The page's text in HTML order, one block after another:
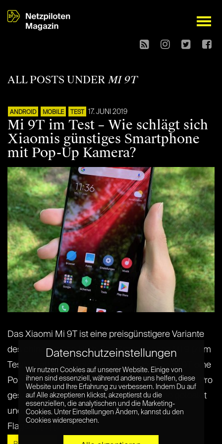
open
ALL POSTS UNDER MI 9T
ANDROID MOBILE TEST 17. JUNI 2019
Mi 9T im Test – Wie schlägt sich
Xiaomis günstiges Smartphone
mit Pop-Up Kamera?
Das Xiaomi Mi 9T ist eine preisgünstigere Variante
des chinesischen High-End Smartphones Mi 9 (zum
Test) . Statt einer Notch verbaut Xiaomi beim 9T eine
Pop-Up Kamera, wie wir sie bereits im OnePlus 7 Pro
gesehen haben. Ich habe das Smartphone getestet
und zeige euch, worauf ihr im Vergleich zum
Flagship[...] [...]
Datenschutzeinstellungen
Wir nutzen Cookies auf unserer Website. Einige von
ihnen sind essenziell, während andere uns helfen, diese
Website und Ihre Erfahrung zu verbessern. Indem Du auf
auf Alle akzeptieren klickst, akzeptierst du die
essenziellen, die analytischen und die Marketing-
Cookies. Unter Einstellungen Ändern, kannst du den
Cookies widersprechen.